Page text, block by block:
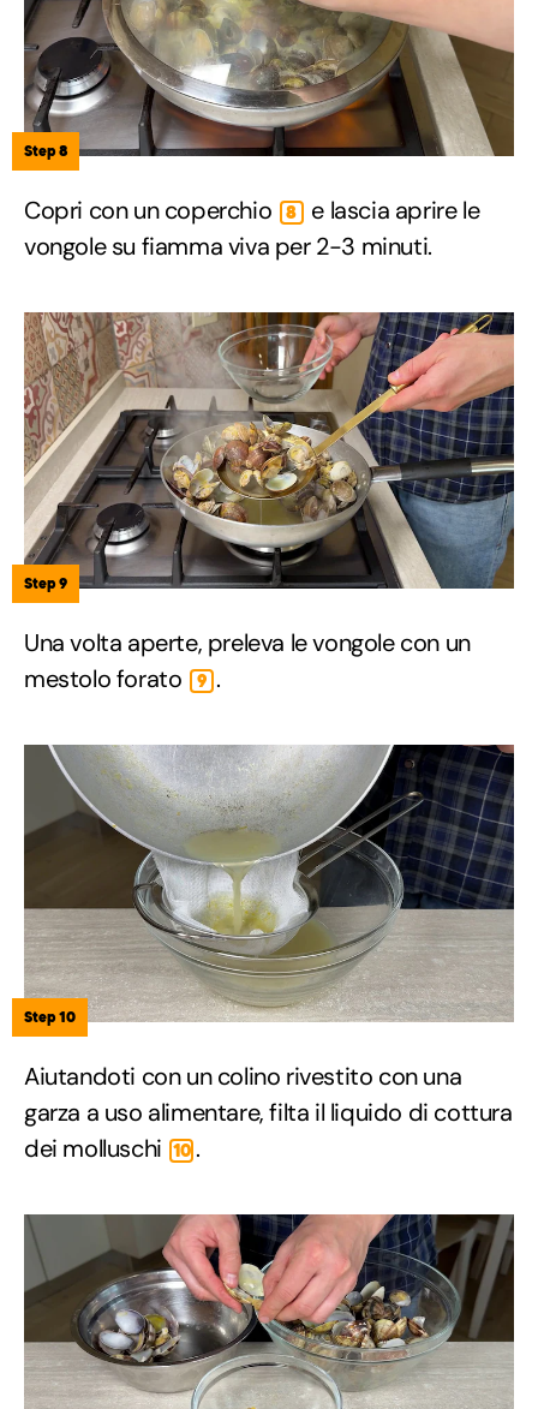
Step 8
Copri con un coperchio 8
e lascia aprire le
vongole su fiamma viva per 2-3 minuti.
Step 9
Una volta aperte, preleva le vongole con un
mestolo forato
9 .
Step 10
Aiutandoti con un colino rivestito con una
garza a uso alimentare, filta il liquido di cottura
dei molluschi 10 .